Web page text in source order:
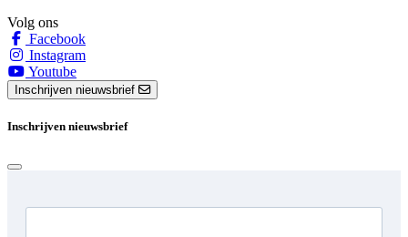
Volg ons
Facebook
Instagram
Youtube
Inschrijven nieuwsbrief
Inschrijven nieuwsbrief